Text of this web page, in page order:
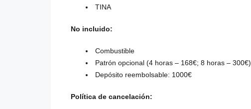
TINA
No incluido:
Combustible
Patrón opcional (4 horas – 168€; 8 horas – 300€)
Depósito reembolsable: 1000€
Política de cancelación: